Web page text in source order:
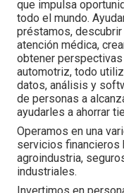
que impulsa
todo el mundo.
préstamos,
atención médica,
obtener
automotriz, todo
datos, análisis y
de personas a
ayudarles a ahorrar
Operamos en una
servicios financieros
agroindustria,
industriales.